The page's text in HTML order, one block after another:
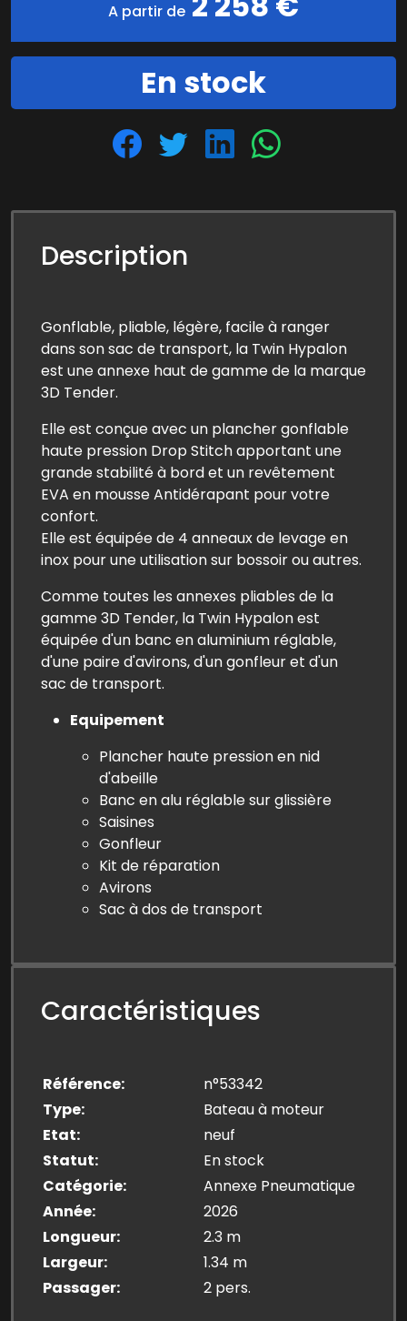
A partir de
En stock
Description
Gonflable, pliable, légère, facile à ranger
dans son sac de transport, la Twin Hypalon
est une annexe haut de gamme de la marque
3D Tender.
Elle est conçue avec un plancher gonflable
haute pression Drop Stitch apportant une
grande stabilité à bord et un revêtement
EVA en mousse Antidérapant pour votre
confort.
Elle est équipée de 4 anneaux de levage en
inox pour une utilisation sur bossoir ou autres.
Comme toutes les annexes pliables de la
gamme 3D Tender, la Twin Hypalon est
équipée d'un banc en aluminium réglable,
d'une paire d'avirons, d'un gonfleur et d'un
sac de transport.
Equipement
Plancher haute pression en nid
d'abeille
Banc en alu réglable sur glissière
Saisines
Gonfleur
Kit de réparation
Avirons
Sac à dos de transport
Caractéristiques
Référence
n°53342
Type
Bateau à moteur
Etat
neuf
Statut
En stock
Catégorie
Annexe Pneumatique
Année
2026
Longueur
2.3 m
Largeur
1.34 m
Passager
2 pers.